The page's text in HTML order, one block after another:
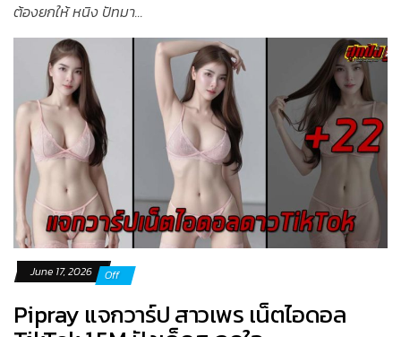
ต้องยกให้ หนิง ปัทมา...
June 17, 2026 Off
Pipray แจกวาร์ป สาวเพร เน็ตไอดอล